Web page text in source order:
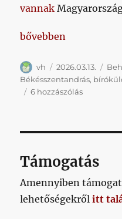
vannak
„Vulkán úr földjére
bővebben
Szerző
vh Közzétéve
2026.03.13.
Békésszentandrás,
6 hozzászólásVulkán
Támogatás
Amennyiben
lehetőségekrőlitt